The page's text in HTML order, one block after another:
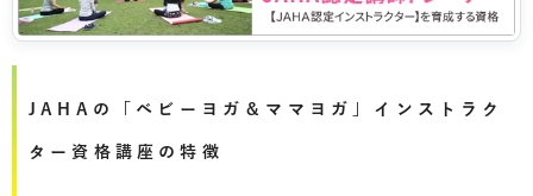
JAHAの「ベビーヨガ＆ママヨガ」インストラク
ター資格講座の特徴